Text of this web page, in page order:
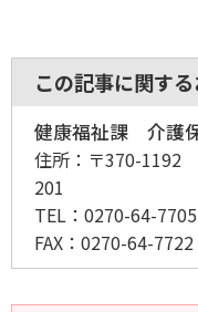
この記事に関す
健康福祉課 介護
住所： 〒370-1192
201
TEL： 0270-64-7705
FAX： 0270-64-7722